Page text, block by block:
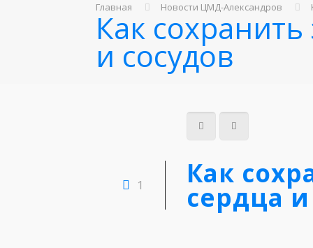
Главная Новости ЦМД-Александров
Как
и сосудов
1 Как
сердца